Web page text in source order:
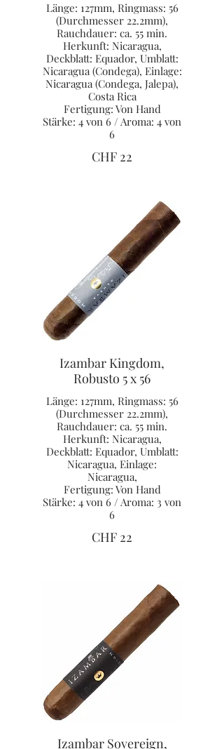
Länge: 127mm, Ringmass: 56
(Durchmesser 22.2mm),
Rauchdauer: ca. 55 min.
Herkunft: Nicaragua,
Deckblatt: Equador, Umblatt:
Nicaragua (Condega), Einlage:
Nicaragua (Condega, Jalepa),
Costa Rica
Fertigung: Von Hand
Stärke: 4 von 6 / Aroma: 4 von
6
CHF 22
Izambar Kingdom,
Robusto 5 x 56
Länge: 127mm, Ringmass: 56
(Durchmesser 22.2mm),
Rauchdauer: ca. 55 min.
Herkunft: Nicaragua,
Deckblatt: Equador, Umblatt:
Nicaragua, Einlage:
Nicaragua,
Fertigung: Von Hand
Stärke: 4 von 6 / Aroma: 3 von
6
CHF 22
Izambar Sovereign,